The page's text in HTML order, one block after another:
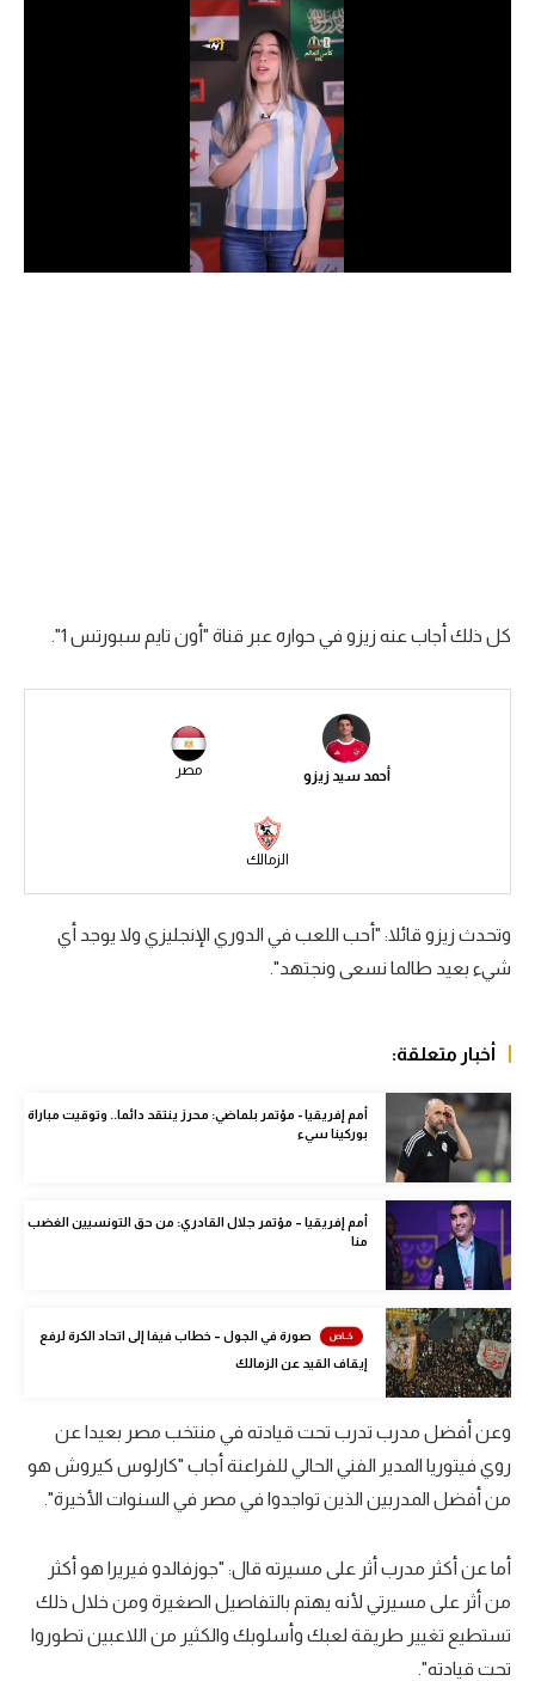
الدوري السعودي للمحترفين
الكرة الأوروبية
سعودي في الجول
القسم الثاني
أمم إفريقيا
كرة السلة الأمريكية
كرة سلة
كرة يد
كرة طائرة
الوطن العربي
في المونديال
رياضة نسائية
آسيا
أمريكا
أقسام خاصة
Gamers
كل ذلك أجاب عنه زيزو في حواره عبر قناة "أون تايم سبورتس 1".
أحمد سيد زيزو مصر
الزمالك
وتحدث زيزو قائلا: "أحب اللعب في الدوري الإنجليزي ولا يوجد أي
شيء بعيد طالما نسعى ونجتهد".
أخبار متعلقة:
أمم إفريقيا - مؤتمر بلماضي: محرز ينتقد دائما.. وتوقيت مباراة
بوركينا سيء
أمم إفريقيا – مؤتمر جلال القادري: من حق التونسيين الغضب
منا
صورة في الجول – خطاب فيفا إلى اتحاد الكرة لرفع
إيقاف القيد عن الزمالك
وعن أفضل مدرب تدرب تحت قيادته في منتخب مصر بعيدا عن
روي فيتوريا المدير الفني الحالي للفراعنة أجاب "كارلوس كيروش هو
من أفضل المدربين الذين تواجدوا في مصر في السنوات الأخيرة".
أما عن أكثر مدرب أثر على مسيرته قال: "جوزفالدو فيريرا هو أكثر
من أثر على مسيرتي لأنه يهتم بالتفاصيل الصغيرة ومن خلال ذلك
تستطيع تغيير طريقة لعبك وأسلوبك والكثير من اللاعبين تطوروا
تحت قيادته".